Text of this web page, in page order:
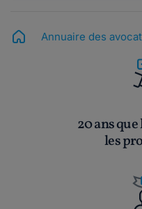
Annuaire des
20 ans que
les